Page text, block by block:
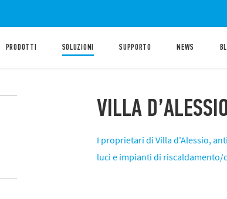
PRODOTTI SOLUZIONI SUPPORTO NEWS
VILLA
I proprietari di Villa d'Alessio,
luci e impianti di riscaldamento/